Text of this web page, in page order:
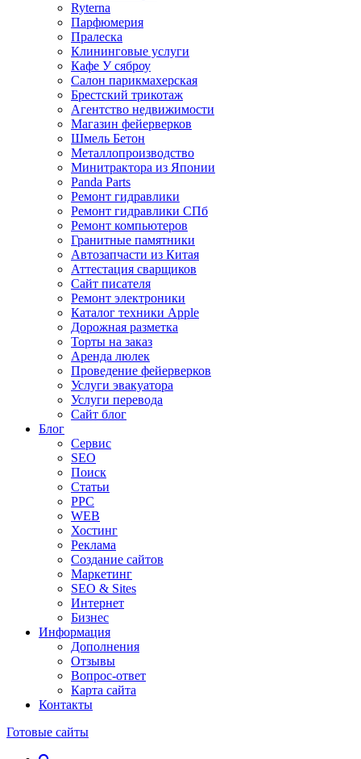
Ryterna
Парфюмерия
Пралеска
Клининговые услуги
Кафе У сяброу
Салон парикмахерская
Брестский трикотаж
Агентство недвижимости
Магазин фейерверков
Шмель Бетон
Металлопроизводство
Минитрактора из Японии
Panda Parts
Ремонт гидравлики
Ремонт гидравлики СПб
Ремонт компьютеров
Гранитные памятники
Автозапчасти из Китая
Аттестация сварщиков
Сайт писателя
Ремонт электроники
Каталог техники Apple
Дорожная разметка
Торты на заказ
Аренда люлек
Проведение фейерверков
Услуги эвакуатора
Услуги перевода
Сайт блог
Блог
Сервис
SEO
Поиск
Статьи
PPC
WEB
Хостинг
Реклама
Создание сайтов
Маркетинг
SEO & Sites
Интернет
Бизнес
Информация
Дополнения
Отзывы
Вопрос-ответ
Карта сайта
Контакты
Готовые сайты